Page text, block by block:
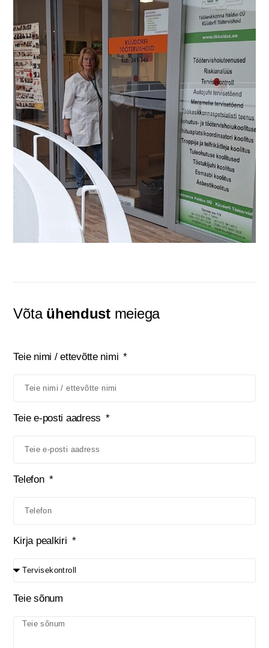
Võta ühendustmeiega
Teie nimi / ettevõtte nimi
Teie e-posti aadress
Telefon
Kirja pealkiri
Teie sõnum